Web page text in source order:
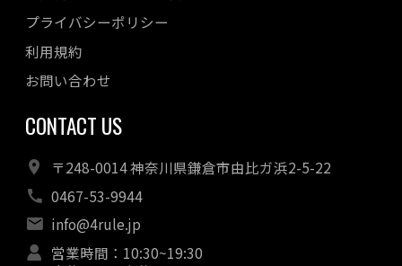
プライバシーポリシー
利用規約
お問い合わせ
CONTACT US
〒248-0014 神奈川県鎌倉市由比ガ浜2-5-22
0467-53-9944
info@4rule.jp
営業時間：10:30~19:30